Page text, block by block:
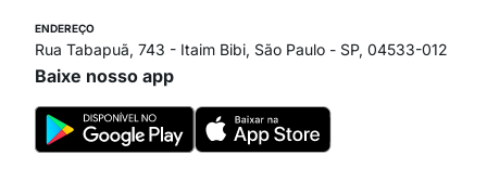
ENDEREÇO
Rua Tabapuã, 743 - Itaim Bibi, São Paulo - SP, 04533-012
Baixe nosso app